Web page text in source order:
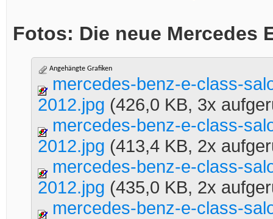
Fotos: Die neue Mercedes
Angehängte Grafiken
mercedes-benz-e-class-
2012.jpg (426,0 KB, 3x
mercedes-benz-e-class-
2012.jpg (413,4 KB, 2x
mercedes-benz-e-class-
2012.jpg (435,0 KB, 2x
mercedes-benz-e-class-